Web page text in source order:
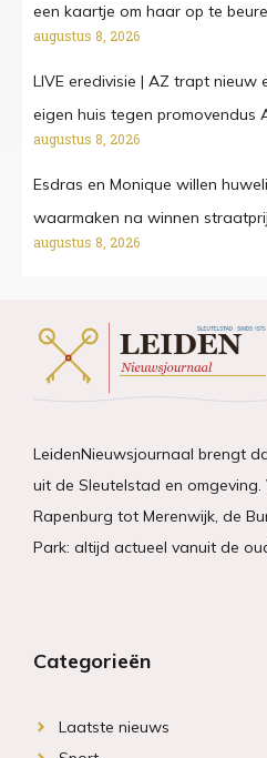
een kaartje om haar op te
augustus 8, 2026
LIVE eredivisie | AZ trapt nieuw
eigen huis tegen promovendus
augustus 8, 2026
Esdras en Monique willen
waarmaken na winnen
augustus 8, 2026
LeidenNieuwsjournaal brengt
uit de Sleutelstad en
Rapenburg tot Merenwijk, de
Park: altijd actueel vanuit de
Categorieën
Laatste nieuws